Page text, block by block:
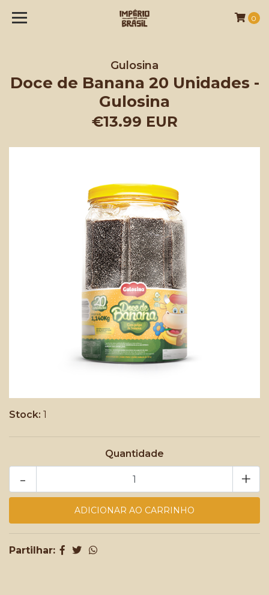
0
Gulosina
Doce de Banana 20 Unidades -
Gulosina
€13.99 EUR
Stock: 1
Quantidade
+
-
Partilhar: